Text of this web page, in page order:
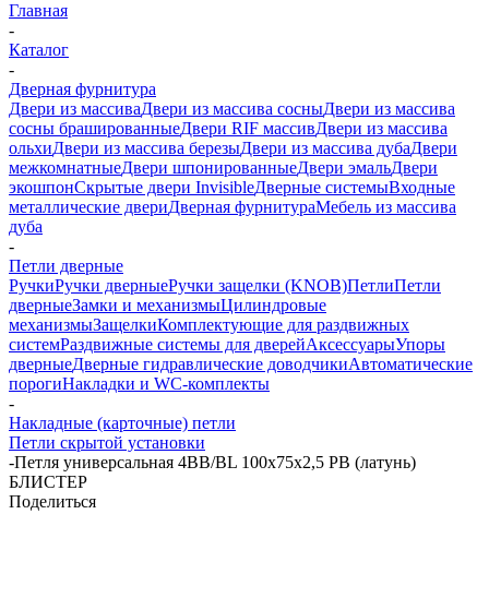
Главная
-
Каталог
-
Дверная фурнитура
Двери из массиваДвери из массива сосныДвери из массива
сосны брашированныеДвери RIF массивДвери из массива
ольхиДвери из массива березыДвери из массива дубаДвери
межкомнатныеДвери шпонированныеДвери эмальДвери
экошпонСкрытые двери InvisibleДверные системыВходные
металлические двериДверная фурнитураМебель из массива
дуба
-
Петли дверные
РучкиРучки дверныеРучки защелки (KNOB)ПетлиПетли
дверныеЗамки и механизмыЦилиндровые
механизмыЗащелкиКомплектующие для раздвижных
системРаздвижные системы для дверейАксессуарыУпоры
дверныеДверные гидравлические доводчикиАвтоматические
порогиНакладки и WC-комплекты
-
Накладные (карточные) петли
Петли скрытой установки
-Петля универсальная 4BB/BL 100x75x2,5 PB (латунь)
БЛИСТЕР
Поделиться